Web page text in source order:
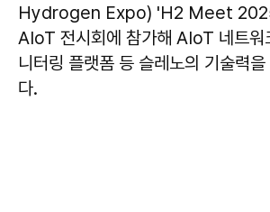
Hydrogen Expo) 'H2 Meet
AIoT 전시회에 참가해 AIoT 네트워
니터링 플랫폼 등 슬레노의 기술력을
다.